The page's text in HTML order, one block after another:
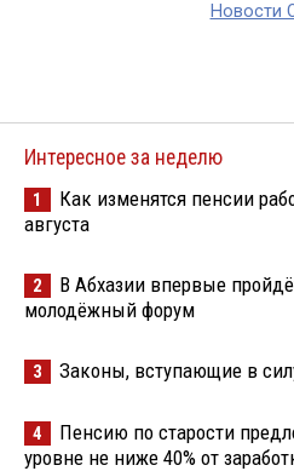
Новости
Интересное за неделю
1
Как изменятся пенсии
августа
2
В Абхазии впервые
молодёжный форум
3 Законы, вступающие в
4
Пенсию по старости
уровне не ниже 40% от